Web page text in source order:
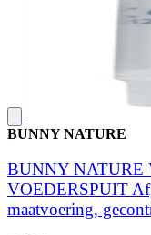
BUNNY NATURE
BUNNY NATURE
VOEDERSPUIT
maatvoering,